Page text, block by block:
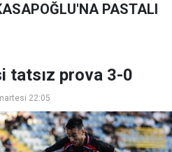
PASTALI
tatsız prova 3-0
22:05